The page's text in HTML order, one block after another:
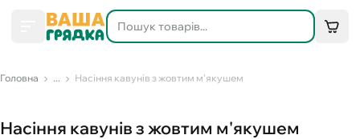
Головна ... Насіння кавунів з жовтим м'якушем
Насіння кавунів з жовтим м'якушем